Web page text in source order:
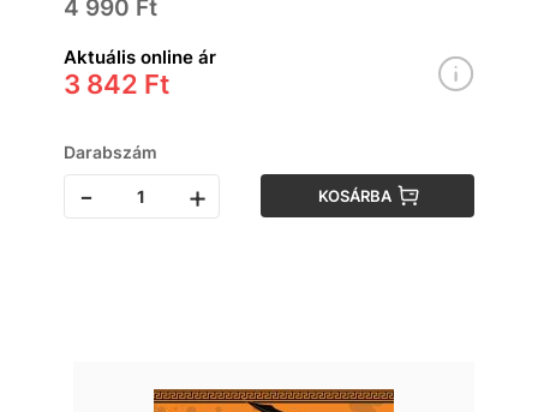
4 990 Ft
Aktuális online ár
3 842 Ft
Darabszám
- + KOSÁRBA